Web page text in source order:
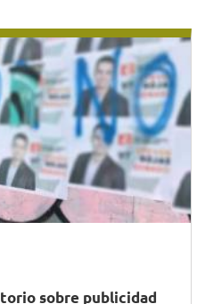
sobre publicidad